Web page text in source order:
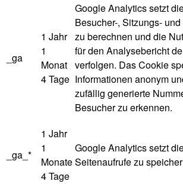
_ga
1 Jahr
1
Monat
4 Tage
Google Analytics setzt
Besucher-, Sitzungs-
zu berechnen und die
für den Analysebericht
verfolgen. Das Cookie
Informationen anonym
zufällig generierte
Besucher zu erkennen.
_ga_*
1 Jahr
1
Monate
4 Tage
Google Analytics setzt
Seitenaufrufe zu